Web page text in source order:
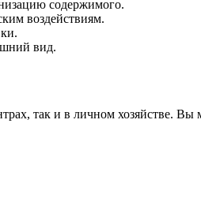
содержимого.
воздействиям.
вид.
так и в личном хозяйстве. Вы